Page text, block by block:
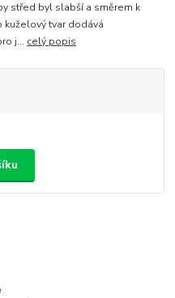
střed byl slabší a směrem k
kuželový tvar dodává
j... celý popis